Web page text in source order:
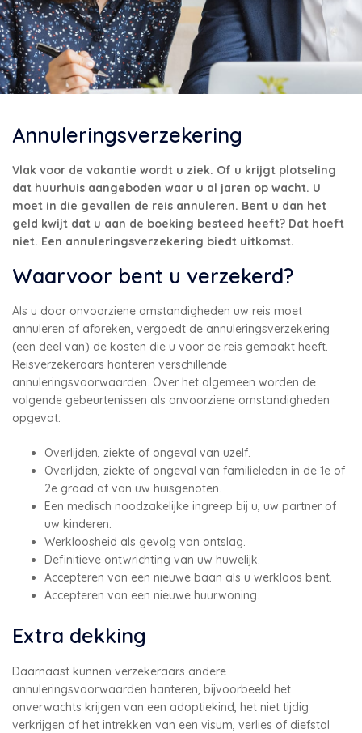
Annuleringsverzekering
Vlak voor de vakantie wordt u ziek. Of u krijgt plotseling
dat huurhuis aangeboden waar u al jaren op wacht. U
moet in die gevallen de reis annuleren. Bent u dan het
geld kwijt dat u aan de boeking besteed heeft? Dat hoeft
niet. Een annuleringsverzekering biedt uitkomst.
Waarvoor bent u verzekerd?
Als u door onvoorziene omstandigheden uw reis moet
annuleren of afbreken, vergoedt de annuleringsverzekering
(een deel van) de kosten die u voor de reis gemaakt heeft.
Reisverzekeraars hanteren verschillende
annuleringsvoorwaarden. Over het algemeen worden de
volgende gebeurtenissen als onvoorziene omstandigheden
opgevat:
Overlijden, ziekte of ongeval van uzelf.
Overlijden, ziekte of ongeval van familieleden in de 1e of
2e graad of van uw huisgenoten.
Een medisch noodzakelijke ingreep bij u, uw partner of
uw kinderen.
Werkloosheid als gevolg van ontslag.
Definitieve ontwrichting van uw huwelijk.
Accepteren van een nieuwe baan als u werkloos bent.
Accepteren van een nieuwe huurwoning.
Extra dekking
Daarnaast kunnen verzekeraars andere
annuleringsvoorwaarden hanteren, bijvoorbeeld het
onverwachts krijgen van een adoptiekind, het niet tijdig
verkrijgen of het intrekken van een visum, verlies of diefstal